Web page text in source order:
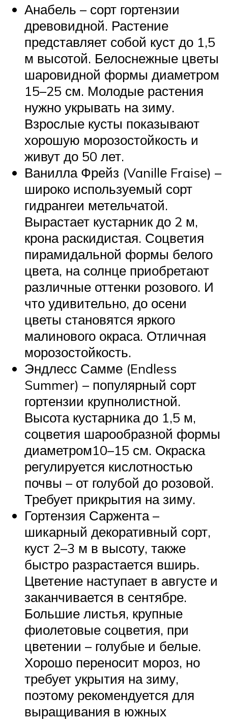
Анабель – сорт гортензии
древовидной. Растение
представляет собой куст до 1,5
м высотой. Белоснежные цветы
шаровидной формы диаметром
15–25 см. Молодые растения
нужно укрывать на зиму.
Взрослые кусты показывают
хорошую морозостойкость и
живут до 50 лет.
Ванилла Фрейз (Vanillе Fraise) –
широко используемый сорт
гидрангеи метельчатой.
Вырастает кустарник до 2 м,
крона раскидистая. Соцветия
пирамидальной формы белого
цвета, на солнце приобретают
различные оттенки розового. И
что удивительно, до осени
цветы становятся яркого
малинового окраса. Отличная
морозостойкость.
Эндлесс Самме (Endless
Summer) – популярный сорт
гортензии крупнолистной.
Высота кустарника до 1,5 м,
соцветия шарообразной формы
диаметром10–15 см. Окраска
регулируется кислотностью
почвы – от голубой до розовой.
Требует прикрытия на зиму.
Гортензия Саржента –
шикарный декоративный сорт,
куст 2–3 м в высоту, также
быстро разрастается вширь.
Цветение наступает в августе и
заканчивается в сентябре.
Большие листья, крупные
фиолетовые соцветия, при
цветении – голубые и белые.
Хорошо переносит мороз, но
требует укрытия на зиму,
поэтому рекомендуется для
выращивания в южных